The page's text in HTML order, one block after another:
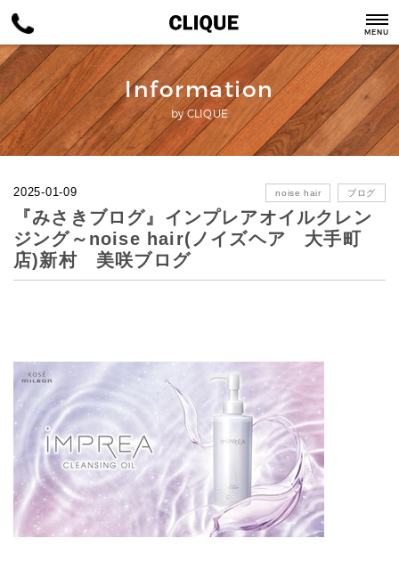
MENU
Information
by CLIQUE
2025-01-09 noise hair ブログ
『みさきブログ』インプレアオイルクレン
ジング～noise hair(ノイズヘア 大手町
店)新村 美咲ブログ